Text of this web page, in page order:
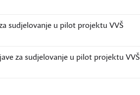
sudjelovanje u pilot projektu VVŠ
za sudjelovanje u pilot projektu VVŠ